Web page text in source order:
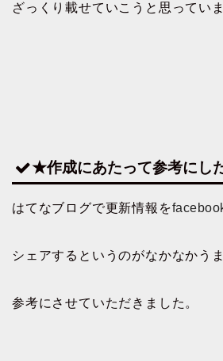
ざっくり載せていこうと思っていま
★作成にあたって参考にし
はてなブログで更新情報を
シェアするというのがなかなかう
参考にさせていただきました。